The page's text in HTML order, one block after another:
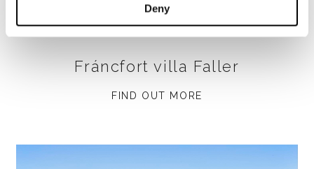
Deny
Fráncfort villa Faller
FIND OUT MORE